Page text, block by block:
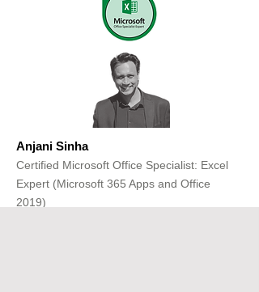
Anjani Sinha
Certified Microsoft Office Specialist: Excel
Expert (Microsoft 365 Apps and Office
2019)